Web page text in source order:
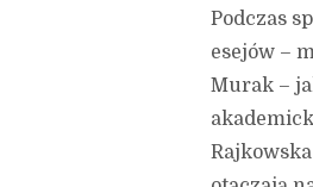
Podczas
esejów –
Murak –